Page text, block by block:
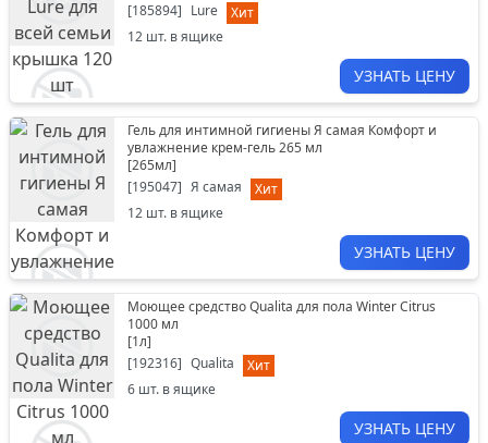
[185894] Lure
Хит
12 шт. в ящике
УЗНАТЬ ЦЕНУ
Гель для интимной гигиены Я самая Комфорт и
увлажнение крем-гель 265 мл
[265мл]
[195047] Я самая
Хит
12 шт. в ящике
УЗНАТЬ ЦЕНУ
Моющее средство Qualita для пола Winter Citrus
1000 мл
[1л]
[192316] Qualita
Хит
6 шт. в ящике
УЗНАТЬ ЦЕНУ